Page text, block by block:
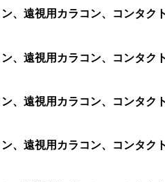
、遠視用カラコン、コンタ
、遠視用カラコン、コンタ
、遠視用カラコン、コンタ
、遠視用カラコン、コンタ